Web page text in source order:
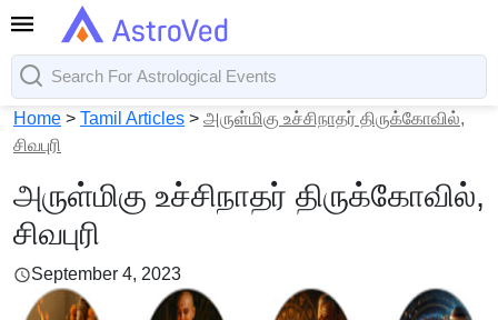
Home > Tamil Articles > அருள்மிகு உச்சிநாதர் திருக்கோவில்,
சிவபுரி
அருள்மிகு உச்சிநாதர் திருக்கோவில்,
சிவபுரி
September 4, 2023